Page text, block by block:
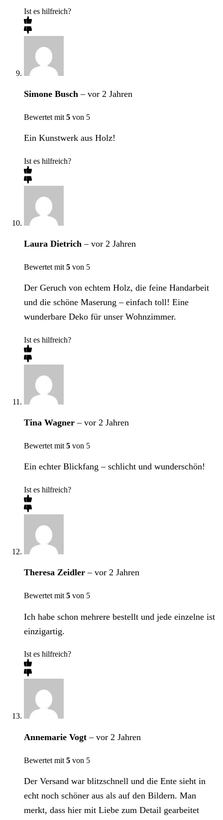
Ist es hilfreich?
Simone Busch– vor 2 Jahren
Bewertet mit 5 von 5
Ein Kunstwerk aus Holz!
Ist es hilfreich?
Laura Dietrich– vor 2 Jahren
Bewertet mit 5 von 5
Der Geruch von echtem Holz, die feine Handarbeit
und die schöne Maserung – einfach toll! Eine
wunderbare Deko für unser Wohnzimmer.
Ist es hilfreich?
Tina Wagner– vor 2 Jahren
Bewertet mit 5 von 5
Ein echter Blickfang – schlicht und wunderschön!
Ist es hilfreich?
Theresa Zeidler– vor 2 Jahren
Bewertet mit 5 von 5
Ich habe schon mehrere bestellt und jede einzelne ist
einzigartig.
Ist es hilfreich?
Annemarie Vogt– vor 2 Jahren
Bewertet mit 5 von 5
Der Versand war blitzschnell und die Ente sieht in
echt noch schöner aus als auf den Bildern. Man
merkt, dass hier mit Liebe zum Detail gearbeitet